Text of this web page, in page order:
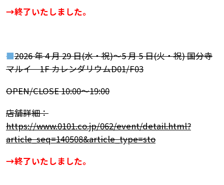
→終了いたしました。
■2026 年 4 月 29 日(水・祝)～5 月 5 日(火・祝) 国分寺
マルイ 1F カレンダリウムD01/F03
OPEN/CLOSE 10:00～19:00
店舗詳細：
https://www.0101.co.jp/062/event/detail.html?
article_seq=140508&article_type=sto
→終了いたしました。